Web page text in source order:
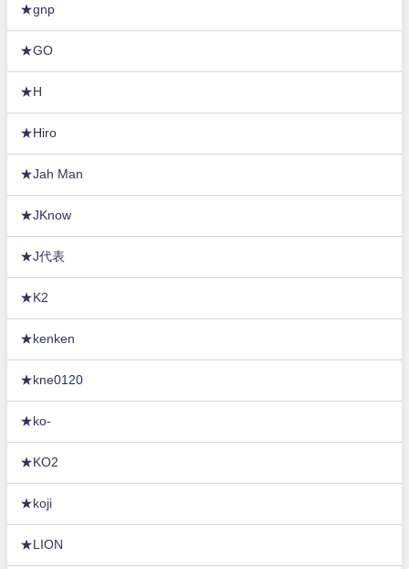
★gnp
★GO
★H
★Hiro
★Jah Man
★JKnow
★J代表
★K2
★kenken
★kne0120
★ko-
★KO2
★koji
★LION